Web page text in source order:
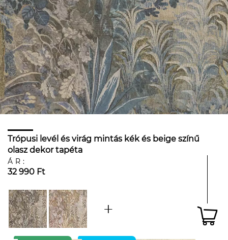
Trópusi levél és virág mintás kék és beige színű
olasz dekor tapéta
ÁR:
32 990 Ft